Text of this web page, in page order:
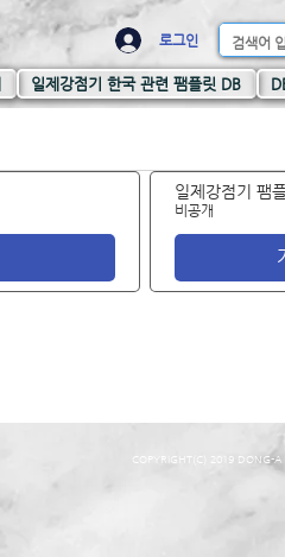
로그인
일제강점기 한국 관련 팸플릿 DB
일제강점기 팸
비공개
COPYRIGHT(C) 2019 DONG-A